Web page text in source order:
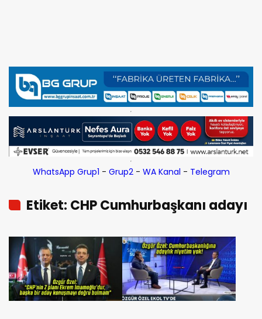
WhatsApp Grup1 - Grup2- WA Kanal - Telegram
Etiket: CHP Cumhurbaşkanı adayı